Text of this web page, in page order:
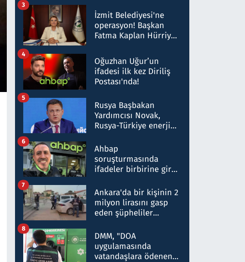
Milyar liralık para
trafiği tespit edildi
İzmit Belediyesi'ne
operasyon! Başkan
Fatma Kaplan Hürriyet
3
Oğuzhan Uğur’un
ifadesi ilk kez Diriliş
Postası'nda!
4
Rusya Başbakan
Yardımcısı Novak,
Rusya-Türkiye enerji
nitelikte olduğunu
belirtti
5
Ahbap
soruşturmasında
ifadeler birbirine girdi:
ifadelerinden ortaya
çıkan tablo şok etti
6
Ankara'da bir kişinin 2
milyon lirasını gasp
eden şüpheliler
7
DMM, "DOA
uygulamasında
vatandaşlara ödenen
8